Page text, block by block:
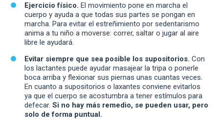
Ejercicio físico. El movimiento pone en marcha el
cuerpo y ayuda a que todas sus partes se pongan en
marcha. Para evitar el estreñimiento por sedentarismo
anima a tu niño a moverse: correr, saltar o jugar al aire
libre le ayudará.
Evitar siempre que sea posible los supositorios. Con
los lactantes puede ayudar masajear la tripa o ponerle
boca arriba y flexionar sus piernas unas cuantas veces.
En cuanto a supositorios o laxantes conviene evitarlos
ya que el cuerpo se acostumbra a tener estímulos para
defecar. Si no hay más remedio, se pueden usar, pero
solo de forma puntual.